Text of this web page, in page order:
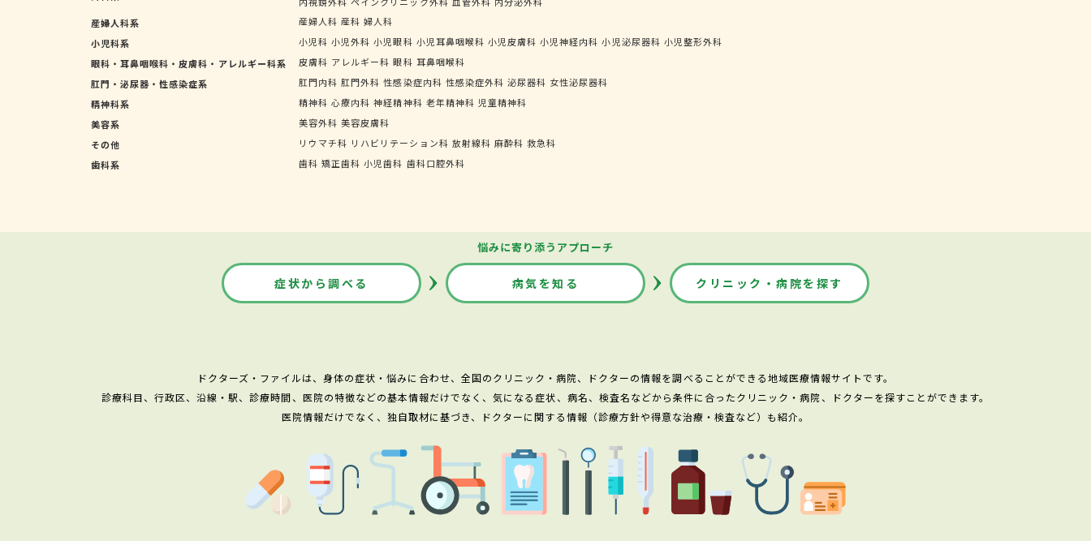
産婦人科系
産婦人科 産科 婦人科
小児科系
小児科 小児外科 小児眼科 小児耳鼻咽喉科 小児皮膚科 小児神経内科 小児泌尿器科 小児整形外科
眼科・耳鼻咽喉科・皮膚科・アレルギー科系
皮膚科 アレルギー科 眼科 耳鼻咽喉科
肛門・泌尿器・性感染症系
肛門内科 肛門外科 性感染症内科 性感染症外科 泌尿器科 女性泌尿器科
精神科系
精神科 心療内科 神経精神科 老年精神科 児童精神科
美容系
美容外科 美容皮膚科
その他
リウマチ科 リハビリテーション科 放射線科 麻酔科 救急科
歯科系
歯科 矯正歯科 小児歯科 歯科口腔外科
悩みに寄り添うアプローチ
症状から調べる 病気を知る クリニック・病院を探す
ドクターズ・ファイルは、身体の症状・悩みに合わせ、全国のクリニック・病院、ドクターの情報を調べることができる地域医療情報サイトです。
診療科目、行政区、沿線・駅、診療時間、医院の特徴などの基本情報だけでなく、気になる症状、病名、検査名などから条件に合ったクリニック・病院、ドクターを探すことができます。
医院情報だけでなく、独自取材に基づき、ドクターに関する情報（診療方針や得意な治療・検査など）も紹介。